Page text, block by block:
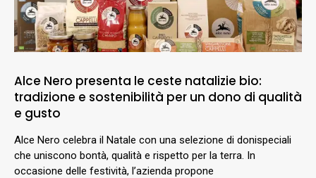
Alce Nero presenta le ceste natalizie bio:
tradizione e sostenibilità per un dono di qualità
e gusto
Alce Nero celebra il Natale con una selezione di donispeciali
che uniscono bontà, qualità e rispetto per la terra. In
occasione delle festività, l’azienda propone